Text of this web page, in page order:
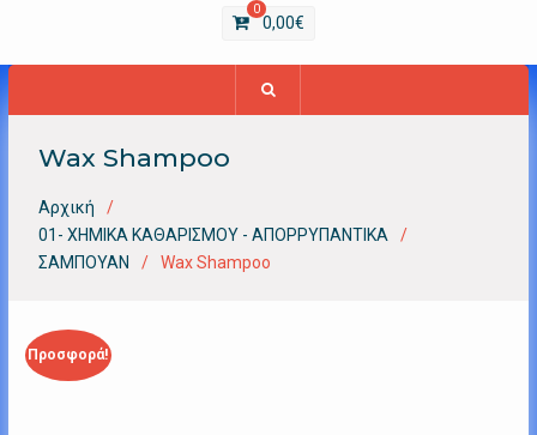
0
0,00€
Wax Shampoo
Αρχική
01- ΧΗΜΙΚΑ ΚΑΘΑΡΙΣΜΟΥ - ΑΠΟΡΡΥΠΑΝΤΙΚΑ
ΣΑΜΠΟΥΑΝ
Wax Shampoo
Προσφορά!